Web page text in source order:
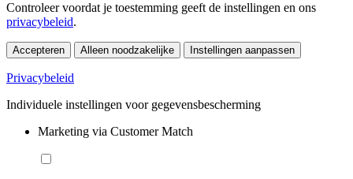
Controleer voordat je toestemming geeft de instellingen en ons
privacybeleid.
Accepteren Alleen noodzakelijke Instellingen aanpassen
Privacybeleid
Individuele instellingen voor gegevensbescherming
Marketing via Customer Match